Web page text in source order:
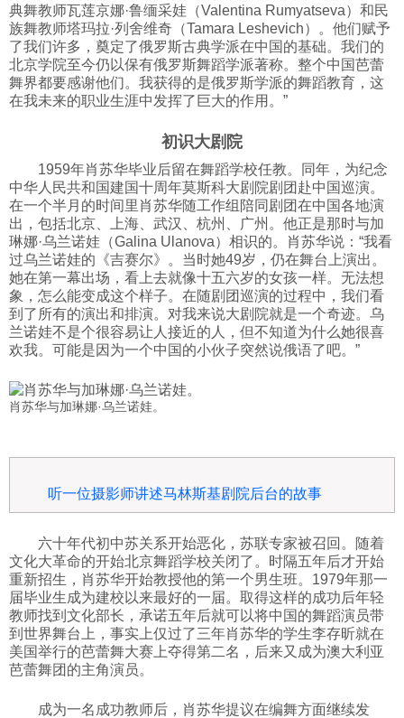
典舞教师瓦莲京娜·鲁缅采娃（Valentina Rumyatseva）和民
族舞教师塔玛拉·列舍维奇（Tamara Leshevich）。他们赋予
了我们许多，奠定了俄罗斯古典学派在中国的基础。我们的
北京学院至今仍以保有俄罗斯舞蹈学派著称。整个中国芭蕾
舞界都要感谢他们。我获得的是俄罗斯学派的舞蹈教育，这
在我未来的职业生涯中发挥了巨大的作用。”
初识大剧院
1959年肖苏华毕业后留在舞蹈学校任教。同年，为纪念
中华人民共和国建国十周年莫斯科大剧院剧团赴中国巡演。
在一个半月的时间里肖苏华随工作组陪同剧团在中国各地演
出，包括北京、上海、武汉、杭州、广州。他正是那时与加
琳娜·乌兰诺娃（Galina Ulanova）相识的。肖苏华说：“我看
过乌兰诺娃的《吉赛尔》。当时她49岁，仍在舞台上演出。
她在第一幕出场，看上去就像十五六岁的女孩一样。无法想
象，怎么能变成这个样子。在随剧团巡演的过程中，我们看
到了所有的演出和排演。对我来说大剧院就是一个奇迹。乌
兰诺娃不是个很容易让人接近的人，但不知道为什么她很喜
欢我。可能是因为一个中国的小伙子突然说俄语了吧。”
肖苏华与加琳娜·乌兰诺娃。
听一位摄影师讲述马林斯基剧院后台的故事
六十年代初中苏关系开始恶化，苏联专家被召回。随着
文化大革命的开始北京舞蹈学校关闭了。时隔五年后才开始
重新招生，肖苏华开始教授他的第一个男生班。1979年那一
届毕业生成为建校以来最好的一届。取得这样的成功后年轻
教师找到文化部长，承诺五年后就可以将中国的舞蹈演员带
到世界舞台上，事实上仅过了三年肖苏华的学生李存昕就在
美国举行的芭蕾舞大赛上夺得第二名，后来又成为澳大利亚
芭蕾舞团的主角演员。
成为一名成功教师后，肖苏华提议在编舞方面继续发